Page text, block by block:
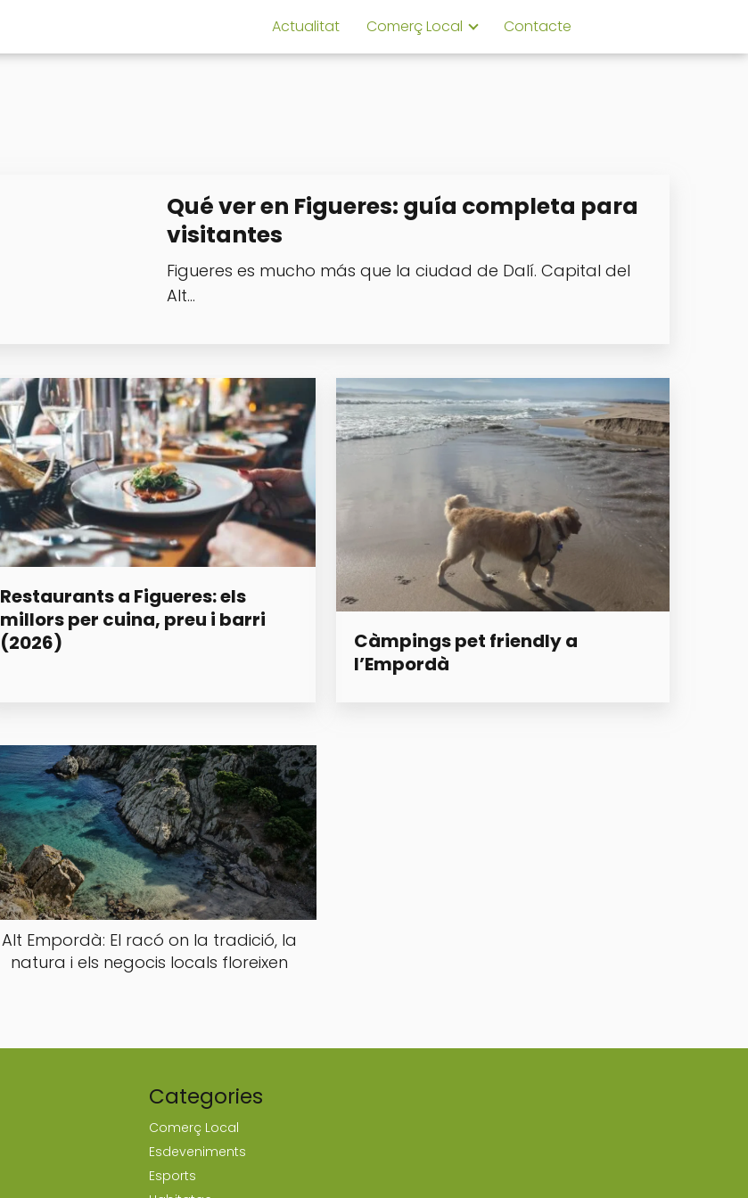
Actualitat Comerç Local Contacte
Qué ver en Figueres: guía completa para
visitantes
Figueres es mucho más que la ciudad de Dalí. Capital del
Alt…
Restaurants a Figueres: els
millors per cuina, preu i barri
(2026)
Càmpings pet friendly a
l’Empordà
Alt Empordà: El racó on la tradició, la
natura i els negocis locals floreixen
Categories
Comerç Local
Esdeveniments
Esports